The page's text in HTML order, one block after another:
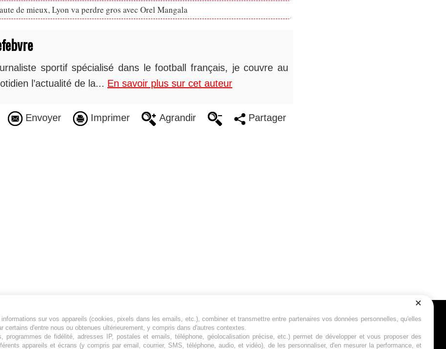
de mieux, Lyon va perdre gros avec Orel Mangala
sportif spécialisé dans le football français, je couvre au
l’actualité de la... En savoir plus sur cet auteur
Envoyer Imprimer Agrandir Partager
Jeunesfooteux est un média sportif qui traite
principalement de l'actualité de la Ligue 1 et
des grosses actualités de la Ligue 2 et du
Suivez-nous
sur vos appareils (cookies, pixels dans les emails, etc.), combiner et transmettre entre partenaires vos données personnelles, qu'elles
d'entre nous ou obtenues ultérieurement, y compris dans d'autres contextes.
programmes de fidélité, adresses IP, postales et emails, téléphone, géolocalisation précise, etc.) permet de développer et vous proposer des
appareils et écrans (y compris par email, courrier, SMS, téléphone, audio, et vidéo), de les personnaliser, d'en mesurer la performance, et